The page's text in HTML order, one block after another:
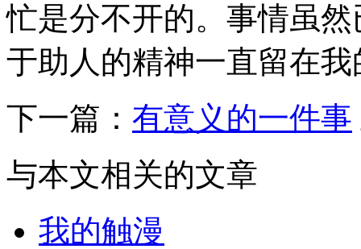
忙是分不开的。事情虽
于助人的精神一直留在
下一篇： 有意义的一件事
与本文相关的文章
我的触漫